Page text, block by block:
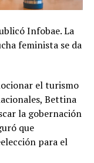
Infobae. La
feminista se da
el turismo
Bettina
la gobernación
que
para el